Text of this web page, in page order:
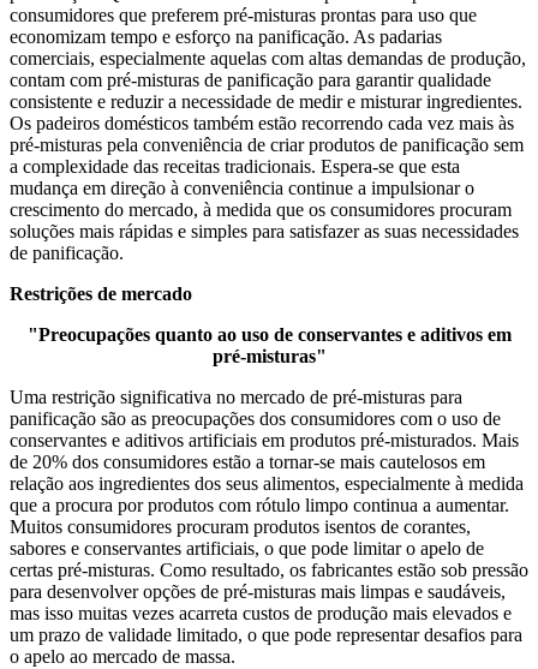
consumidores que preferem pré-misturas prontas para uso que
economizam tempo e esforço na panificação. As padarias
comerciais, especialmente aquelas com altas demandas de produção,
contam com pré-misturas de panificação para garantir qualidade
consistente e reduzir a necessidade de medir e misturar ingredientes.
Os padeiros domésticos também estão recorrendo cada vez mais às
pré-misturas pela conveniência de criar produtos de panificação sem
a complexidade das receitas tradicionais. Espera-se que esta
mudança em direção à conveniência continue a impulsionar o
crescimento do mercado, à medida que os consumidores procuram
soluções mais rápidas e simples para satisfazer as suas necessidades
de panificação.
Restrições de mercado
"Preocupações quanto ao uso de conservantes e aditivos em
pré-misturas"
Uma restrição significativa no mercado de pré-misturas para
panificação são as preocupações dos consumidores com o uso de
conservantes e aditivos artificiais em produtos pré-misturados. Mais
de 20% dos consumidores estão a tornar-se mais cautelosos em
relação aos ingredientes dos seus alimentos, especialmente à medida
que a procura por produtos com rótulo limpo continua a aumentar.
Muitos consumidores procuram produtos isentos de corantes,
sabores e conservantes artificiais, o que pode limitar o apelo de
certas pré-misturas. Como resultado, os fabricantes estão sob pressão
para desenvolver opções de pré-misturas mais limpas e saudáveis,
mas isso muitas vezes acarreta custos de produção mais elevados e
um prazo de validade limitado, o que pode representar desafios para
o apelo ao mercado de massa.